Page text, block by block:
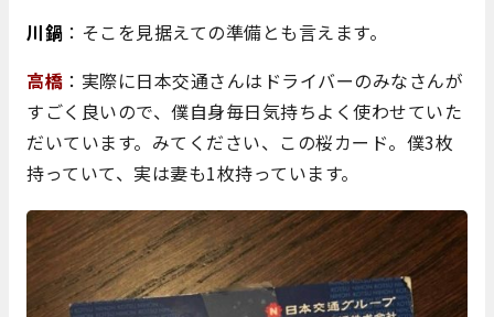
川鍋 ：そこを見据えての準備とも言えます。
高橋 ：実際に日本交通さんはドライバーのみなさんが
すごく良いので、僕自身毎日気持ちよく使わせていた
だいています。みてください、この桜カード。僕3枚
持っていて、実は妻も1枚持っています。